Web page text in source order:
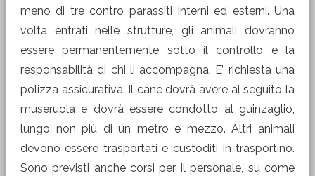
meno di tre contro parassiti interni ed esterni. Una
volta entrati nelle strutture, gli animali dovranno
essere permanentemente sotto il controllo e la
responsabilità di chi li accompagna. E’ richiesta una
polizza assicurativa. Il cane dovrà avere al seguito la
museruola e dovrà essere condotto al guinzaglio,
lungo non più di un metro e mezzo. Altri animali
devono essere trasportati e custoditi in trasportino.
Sono previsti anche corsi per il personale, su come